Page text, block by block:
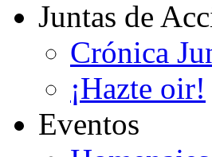
Juntas de
Crónica
¡Hazte oir!
Eventos